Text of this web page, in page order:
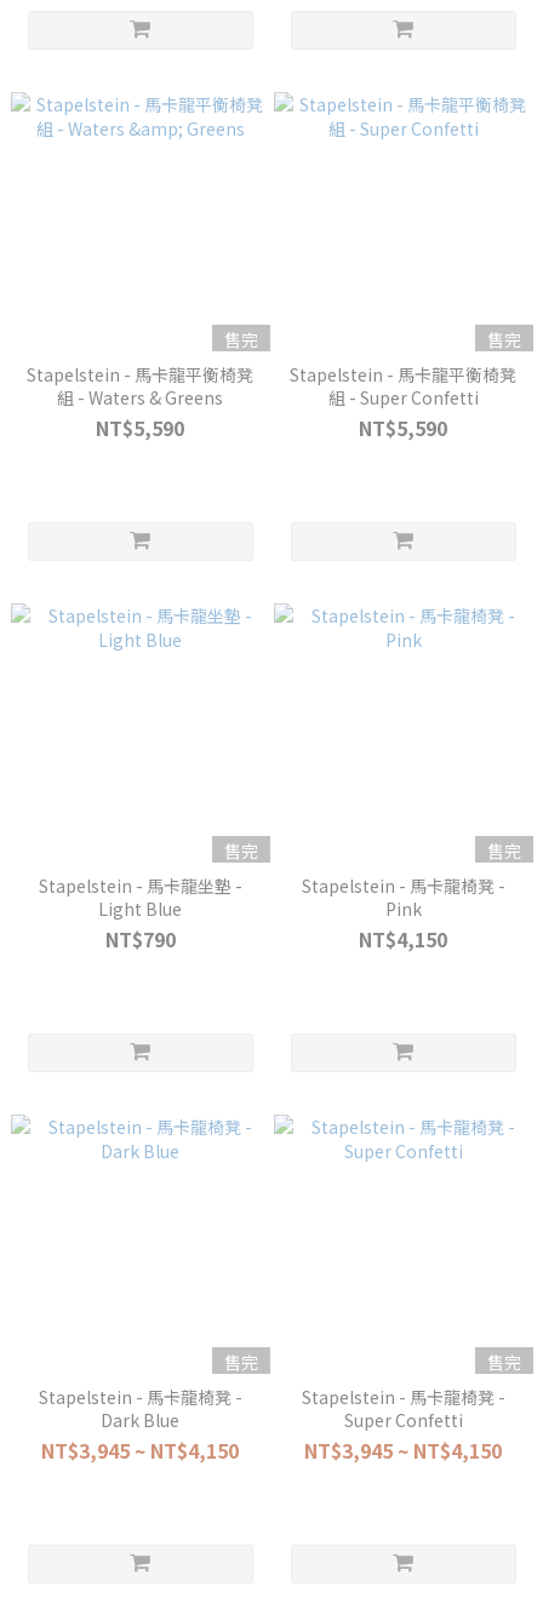
售完
Stapelstein - 馬卡龍平衡椅凳
組 - Waters & Greens
NT$5,590
售完
Stapelstein - 馬卡龍平衡椅凳
組 - Super Confetti
NT$5,590
售完
Stapelstein - 馬卡龍坐墊 -
Light Blue
NT$790
售完
Stapelstein - 馬卡龍椅凳 -
Pink
NT$4,150
售完
Stapelstein - 馬卡龍椅凳 -
Dark Blue
NT$3,945 ~ NT$4,150
售完
Stapelstein - 馬卡龍椅凳 -
Super Confetti
NT$3,945 ~ NT$4,150